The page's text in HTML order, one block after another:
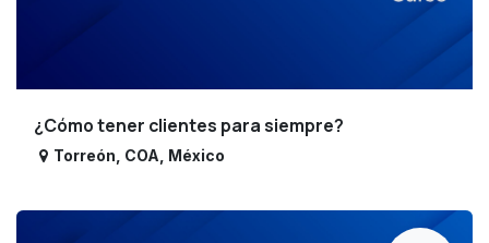
¿Cómo tener clientes para siempre?
Torreón COA México